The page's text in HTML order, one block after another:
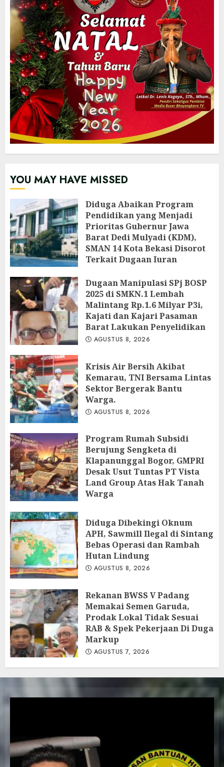
YOU MAY HAVE MISSED
‎Diduga Abaikan Program
Pendidikan yang Menjadi
Prioritas Gubernur Jawa
Barat Dedi Mulyadi (KDM),
SMAN 14 Kota Bekasi Disorot
Terkait Dugaan Iuran
AGUSTUS 9, 2026
Dugaan Manipulasi SPj BOSP
2025 di SMKN.1 Lembah
Malintang Rp.1.6 Milyar P3i,
Kajati dan Kajari Pasaman
Barat Lakukan Penyelidikan
AGUSTUS 8, 2026
Krisis Air Bersih Akibat
Kemarau, TNI Bersama Lintas
Sektor Bergerak Bantu
Warga.
AGUSTUS 8, 2026
Program Rumah Subsidi
Berujung Sengketa di
Klapanunggal Bogor, GMPRI
Desak Usut Tuntas PT Vista
Land Group Atas Hak Tanah
Warga
Diduga Dibekingi Oknum
APH, Sawmill Ilegal di Sintang
Bebas Operasi dan Rambah
Hutan Lindung
AGUSTUS 8, 2026
Rekanan BWSS V Padang
Memakai Semen Garuda,
Prodak Lokal Tidak Sesuai
RAB & Spek Pekerjaan Di Duga
Markup
AGUSTUS 7, 2026